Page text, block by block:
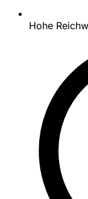
Hohe